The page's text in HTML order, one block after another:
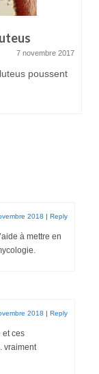
7 novembre 2017
poussent
2018 | Reply
à mettre en
2018 | Reply
et ces
vraiment